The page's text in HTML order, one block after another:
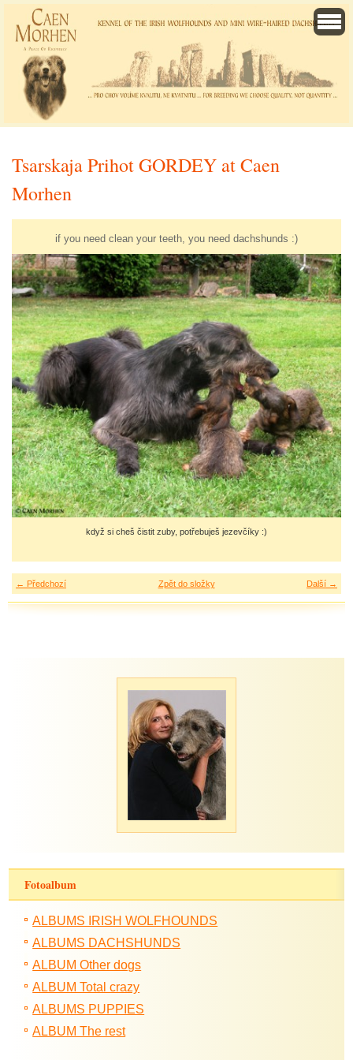
Tsarskaja Prihot GORDEY at Caen
Morhen
if you need clean your teeth, you need dachshunds :)
když si cheš čistit zuby, potřebuješ jezevčíky :)
← Předchozí Další →
Zpět do složky
Fotoalbum
ALBUMS IRISH WOLFHOUNDS
ALBUMS DACHSHUNDS
ALBUM Other dogs
ALBUM Total crazy
ALBUMS PUPPIES
ALBUM The rest